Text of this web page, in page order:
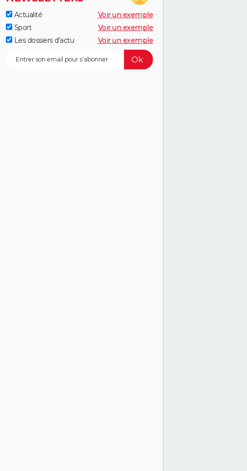
Actualité
Voir un exemple
Sport
Voir un exemple
Les dossiers d'actu
Voir un exemple